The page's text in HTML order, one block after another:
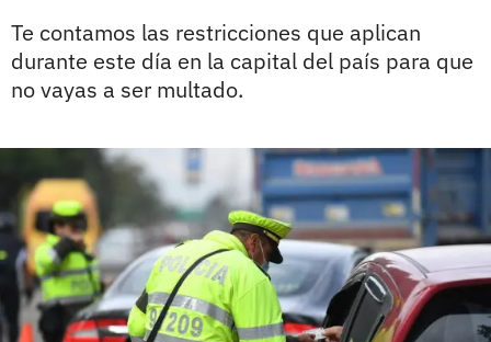
Te contamos las restricciones que aplican
durante este día en la capital del país para que
no vayas a ser multado.